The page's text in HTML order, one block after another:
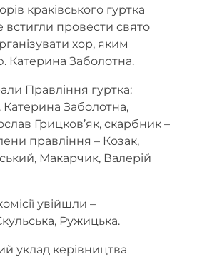
краківського гуртка
провести свято
хор, яким
Катерина Заболотна.
Правління гуртка:
Катерина Заболотна,
Грицков’як, скарбник –
правління – Козак,
Макарчик, Валерій
увійшли –
Ружицька.
уклад керівництва